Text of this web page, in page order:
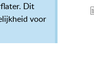
Dit
voor